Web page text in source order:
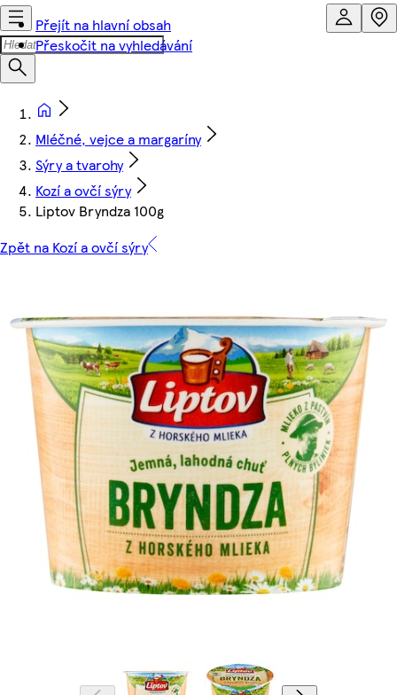
Přejít na hlavní obsah
Přeskočit na vyhledávání
Mléčné, vejce a margaríny
Sýry a tvarohy
Kozí a ovčí sýry
Liptov Bryndza 100g
Zpět na Kozí a ovčí sýry